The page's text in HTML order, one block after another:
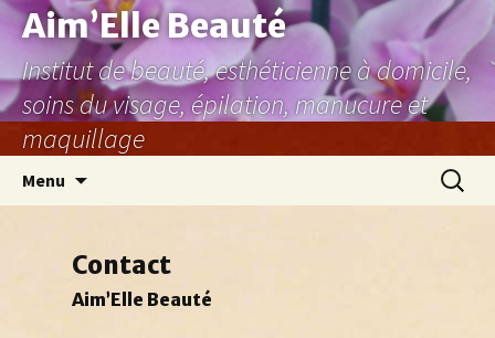
Aller
contenu
Aim’Elle Beauté
Institut de beauté, esthéticienne à domicile,
soins du visage, épilation, manucure et
maquillage
Menu
Contact
Aim’Elle Beauté